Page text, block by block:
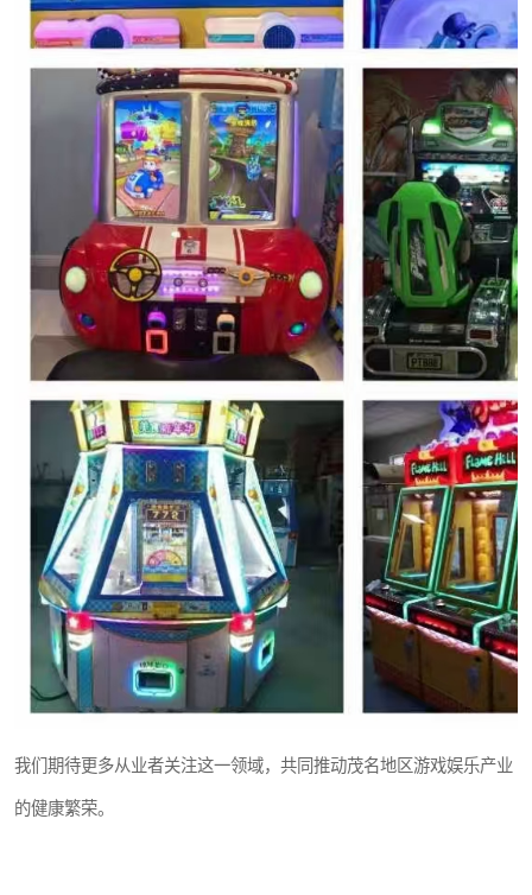
我们期待更多从业者关注这一领域，共同推动茂名地区游戏娱乐产业
的健康繁荣。